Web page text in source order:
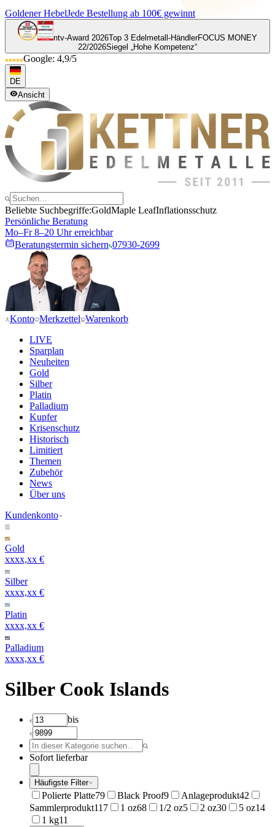
Goldener HebelJede Bestellung ab 100€ gewinnt
ntv-Award 2026Top 3 Edelmetall-HändlerFOCUS MONEY
22/2026Siegel „Hohe Kompetenz“
Google: 4,9/5
DE
Ansicht
Beliebte Suchbegriffe:GoldMaple LeafInflationsschutz
Persönliche Beratung
Mo–Fr 8–20 Uhr erreichbar
Beratungstermin sichern 07930-2699
Konto Merkzettel Warenkorb
LIVE
Sparplan
Neuheiten
Gold
Silber
Platin
Palladium
Kupfer
Krisenschutz
Historisch
Limitiert
Themen
Zubehör
News
Über uns
Kundenkonto
Gold
xxxx,xx €
Silber
xxxx,xx €
Platin
xxxx,xx €
Palladium
xxxx,xx €
Silber Cook Islands
bis
Sofort lieferbar
Häufigste Filter
Polierte Platte79 Black Proof9 Anlageprodukt42
Sammlerprodukt117 1 oz68 1/2 oz5 2 oz30 5 oz14
1 kg11